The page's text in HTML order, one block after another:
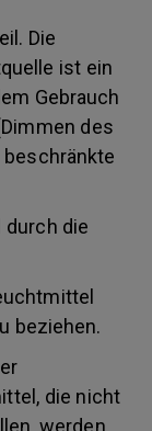
Die
ist ein
Gebrauch
des
durch die
beziehen.
die nicht
werden